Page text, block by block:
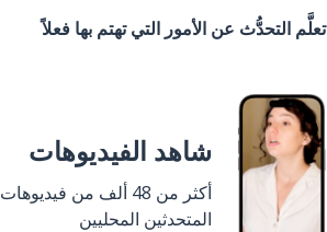
تعلَّم التحدُّث عن الأمور التي تهتم بها فعلاً
شاهد الفيديوهات
أكثر من 48 ألف من فيديوهات
المتحدثين المحليين